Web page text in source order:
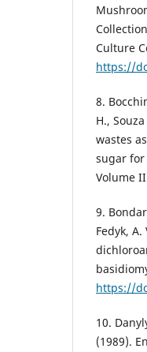
Culture
https://
8.
H.,
wastes
sugar
Volume
9.
Fedyk,
https://
10.
(1989).